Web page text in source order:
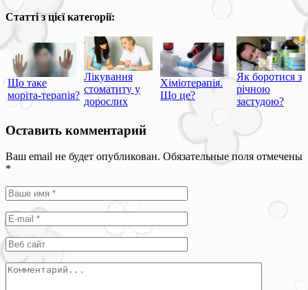
Статті з цієї категорії:
Що таке
моріта-терапія?
Лікування
стоматиту у
дорослих
Хіміотерапія.
Що це?
Як боротися з
річною
застудою?
Оставить комментарий
Ваш email не будет опубликован. Обязательные поля отмечены
*